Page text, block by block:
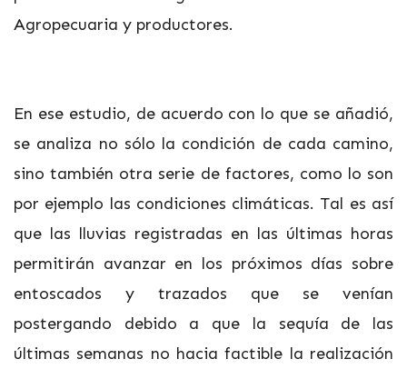
Agropecuaria y productores.
En ese estudio, de acuerdo con lo que se añadió,
se analiza no sólo la condición de cada camino,
sino también otra serie de factores, como lo son
por ejemplo las condiciones climáticas. Tal es así
que las lluvias registradas en las últimas horas
permitirán avanzar en los próximos días sobre
entoscados y trazados que se venían
postergando debido a que la sequía de las
últimas semanas no hacia factible la realización